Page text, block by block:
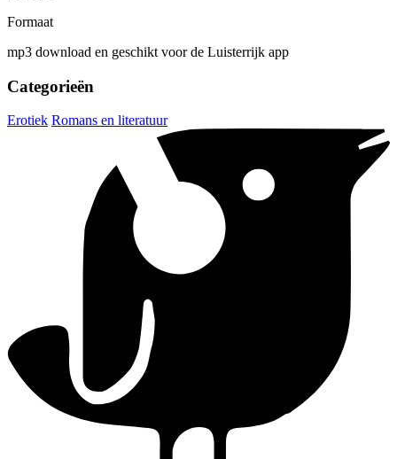
Formaat
mp3 download en geschikt voor de Luisterrijk app
Categorieën
Erotiek Romans en literatuur